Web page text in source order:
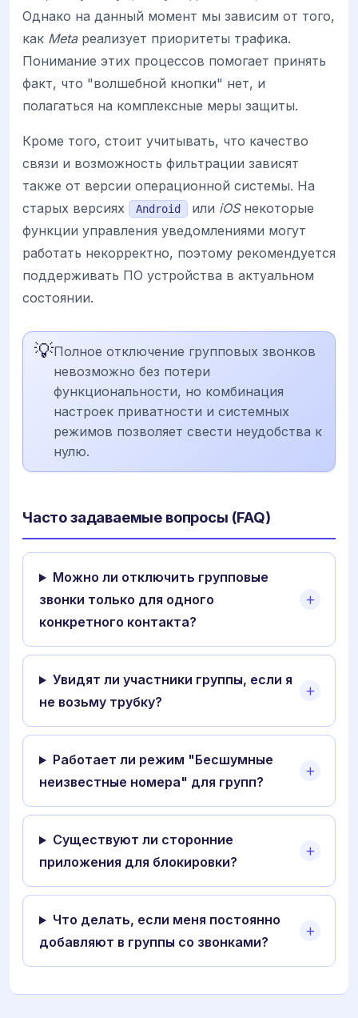
Однако на данный момент мы зависим от того,
как Metaреализует приоритеты трафика.
Понимание этих процессов помогает принять
факт, что "волшебной кнопки" нет, и
полагаться на комплексные меры защиты.
Кроме того, стоит учитывать, что качество
связи и возможность фильтрации зависят
также от версии операционной системы. На
старых версиях
Android или iOSнекоторые
функции управления уведомлениями могут
работать некорректно, поэтому рекомендуется
поддерживать ПО устройства в актуальном
состоянии.
💡Полное отключение групповых звонков
невозможно без потери
функциональности, но комбинация
настроек приватности и системных
режимов позволяет свести неудобства к
нулю.
Часто задаваемые вопросы (FAQ)
Можно ли отключить групповые
звонки только для одного
конкретного контакта?
Увидят ли участники группы, если я
не возьму трубку?
Работает ли режим "Бесшумные
неизвестные номера" для групп?
Существуют ли сторонние
приложения для блокировки?
Что делать, если меня постоянно
добавляют в группы со звонками?